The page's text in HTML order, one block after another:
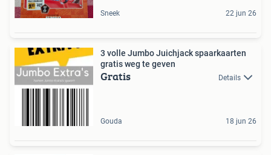
Sneek 22 jun 26
3 volle Jumbo Juichjack spaarkaarten
gratis weg te geven
Gratis Details
Gouda 18 jun 26